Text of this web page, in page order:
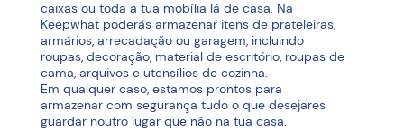
caixas ou toda a tua mobília lá de casa. Na
Keepwhat poderás armazenar itens de prateleiras,
armários, arrecadação ou garagem, incluindo
roupas, decoração, material de escritório, roupas de
cama, arquivos e utensílios de cozinha.
Em qualquer caso, estamos prontos para
armazenar com segurança tudo o que desejares
guardar noutro lugar que não na tua casa.